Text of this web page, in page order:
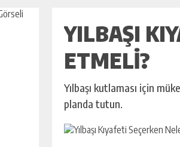
YILBAŞI
ETMELI?
Yılbaşı kutlaması için
planda tutun.